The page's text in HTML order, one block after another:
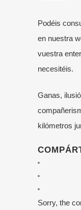
Podéis
en nuestra
vuestra
necesitéis.
Ganas,
kilómetros
Sorry, the